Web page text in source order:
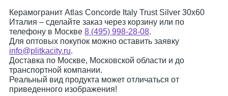
Керамогранит Atlas Concorde Italy Trust Silver 30x60
Италия – сделайте заказ через корзину или по
телефону в Москве 8 (495) 998-28-08.
Для оптовых покупок можно оставить заявку
info@plitkacity.ru.
Доставка по Москве, Московской области и до
транспортной компании.
Реальный вид продукта может отличаться от
приведенного изображения!